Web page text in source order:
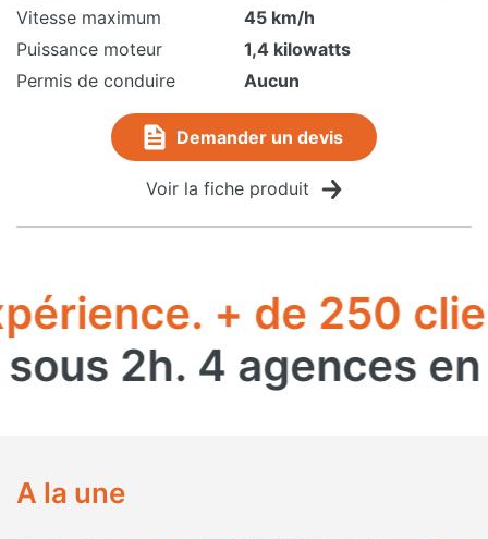
Vitesse maximum
45 km/h
Puissance moteur
1,4 kilowatts
Permis de conduire
Aucun
Demander un devis
Voir la fiche produit
+ de 250
2h. 4 agences en
A la une